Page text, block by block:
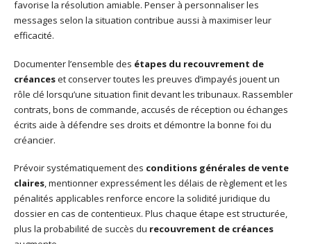
favorise la résolution amiable. Penser à personnaliser les
messages selon la situation contribue aussi à maximiser leur
efficacité.
Documenter l’ensemble des étapes du recouvrement de
créanceset conserver toutes les preuves d’impayés jouent un
rôle clé lorsqu’une situation finit devant les tribunaux. Rassembler
contrats, bons de commande, accusés de réception ou échanges
écrits aide à défendre ses droits et démontre la bonne foi du
créancier.
Prévoir systématiquement des conditions générales de vente
claires, mentionner expressément les délais de règlement et les
pénalités applicables renforce encore la solidité juridique du
dossier en cas de contentieux. Plus chaque étape est structurée,
plus la probabilité de succès du recouvrement de créances